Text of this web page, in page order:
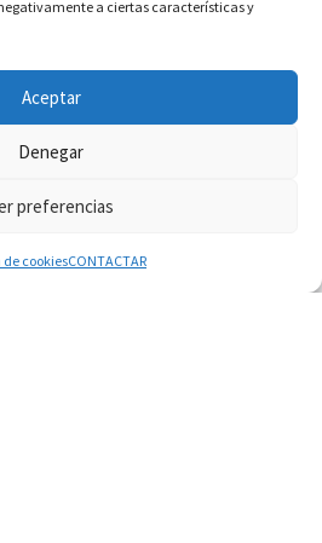
a ciertas características y
Aceptar
Denegar
preferencias
cookiesCONTACTAR
– Todos los derechos reservados